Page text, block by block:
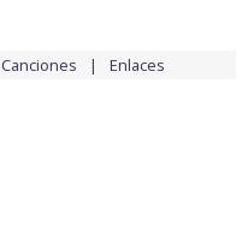
Canciones Enlaces